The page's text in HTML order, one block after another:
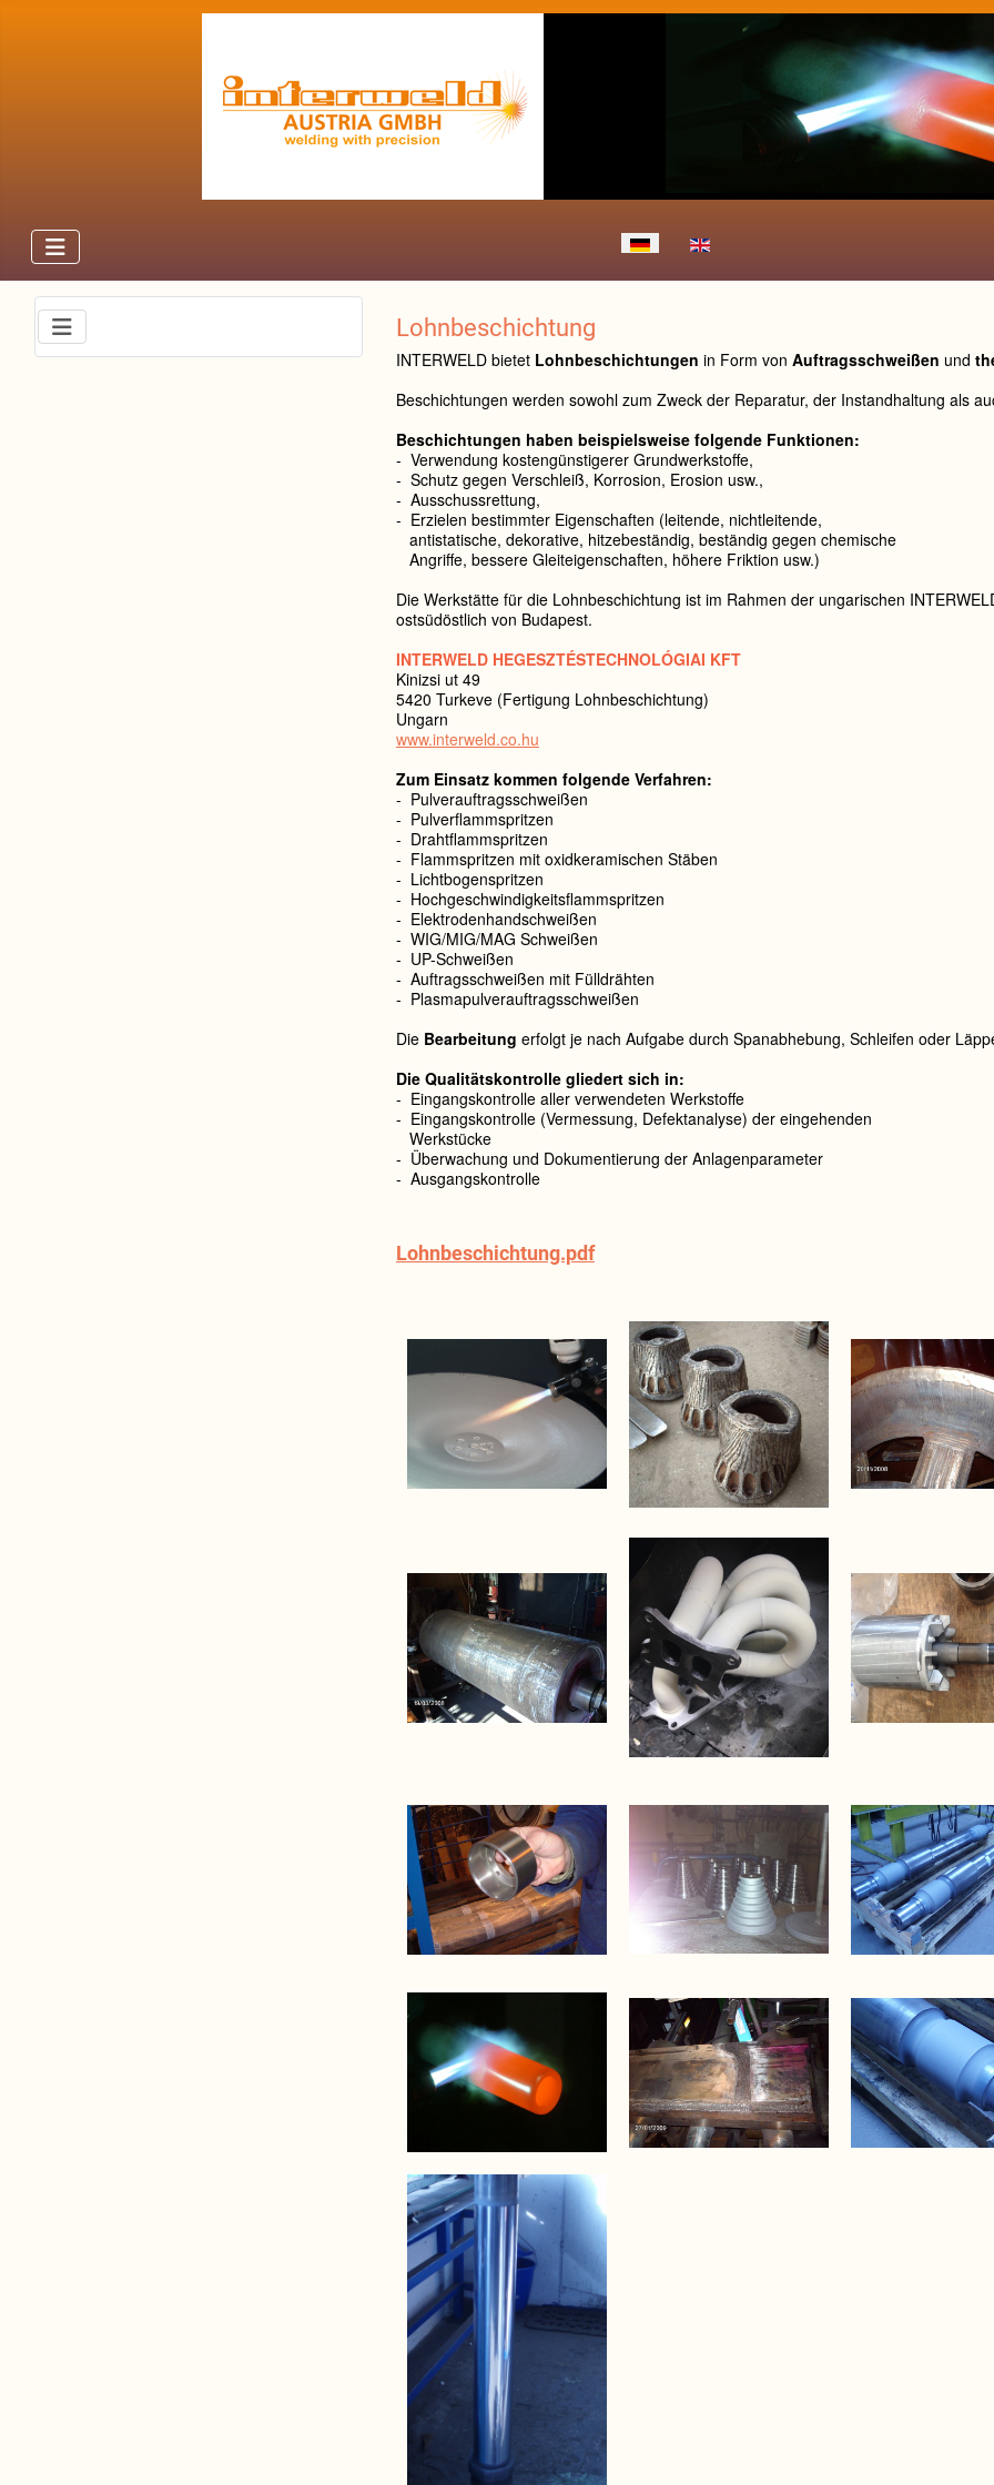
Sprache auswählen
Lohnbeschichtung
INTERWELD bietet Lohnbeschichtungen in Form von Auftragsschweißen und
Beschichtungen werden sowohl zum Zweck der Reparatur, der Instandhaltung als
Beschichtungen haben beispielsweise folgende Funktionen:
- Verwendung kostengünstigerer Grundwerkstoffe,
- Schutz gegen Verschleiß, Korrosion, Erosion usw.,
- Ausschussrettung,
- Erzielen bestimmter Eigenschaften (leitende, nichtleitende,
antistatische, dekorative, hitzebeständig, beständig gegen chemische
Angriffe, bessere Gleiteigenschaften, höhere Friktion usw.)
Die Werkstätte für die Lohnbeschichtung ist im Rahmen der ungarischen
ostsüdöstlich von Budapest.
INTERWELD HEGESZTÉSTECHNOLÓGIAI KFT
Kinizsi ut 49
5420 Turkeve (Fertigung Lohnbeschichtung)
Ungarn
www.interweld.co.hu
Zum Einsatz kommen folgende Verfahren:
- Pulverauftragsschweißen
- Pulverflammspritzen
- Drahtflammspritzen
- Flammspritzen mit oxidkeramischen Stäben
- Lichtbogenspritzen
- Hochgeschwindigkeitsflammspritzen
- Elektrodenhandschweißen
- WIG/MIG/MAG Schweißen
- UP-Schweißen
- Auftragsschweißen mit Fülldrähten
- Plasmapulverauftragsschweißen
Die Bearbeitung erfolgt je nach Aufgabe durch Spanabhebung, Schleifen oder
Die Qualitätskontrolle gliedert sich in:
- Eingangskontrolle aller verwendeten Werkstoffe
- Eingangskontrolle (Vermessung, Defektanalyse) der eingehenden
Werkstücke
- Überwachung und Dokumentierung der Anlagenparameter
- Ausgangskontrolle
Lohnbeschichtung.pdf